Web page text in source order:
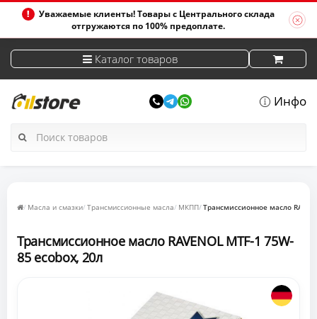
Уважаемые клиенты! Товары с Центрального склада
отгружаются по 100% предоплате.
Каталог товаров
Инфо
Масла и смазки Трансмиссионные масла МКПП Трансмиссионное масло
Трансмиссионное масло RAVENOL MTF-1 75W-
85 ecobox, 20л